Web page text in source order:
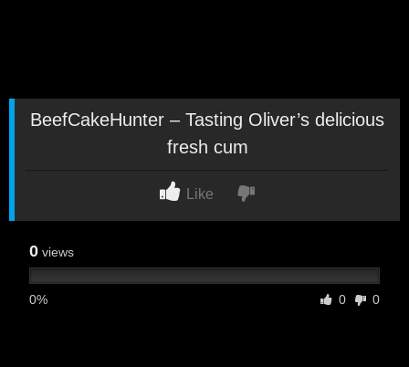
BeefCakeHunter – Tasting Oliver’s delicious
fresh cum
Like
0 views
0% 0 0